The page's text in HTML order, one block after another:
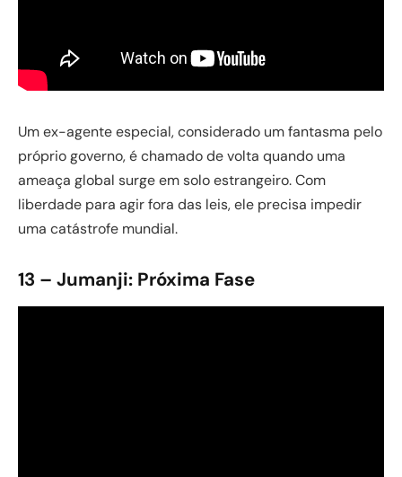
Um ex-agente especial, considerado um fantasma pelo
próprio governo, é chamado de volta quando uma
ameaça global surge em solo estrangeiro. Com
liberdade para agir fora das leis, ele precisa impedir
uma catástrofe mundial.
13 – Jumanji: Próxima Fase